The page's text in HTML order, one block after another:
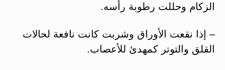
الزكام وحللت رطوبة رأسه.
– إذا نقعت الأوراق وشربت كانت نافعة لحالات
القلق والتوتر كمهدئ للأعصاب.